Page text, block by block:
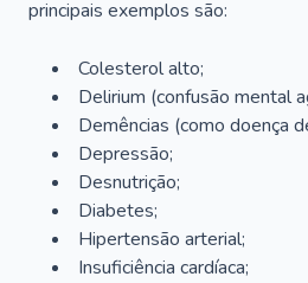
principais exemplos são:
Colesterol alto;
Delirium (confusão mental
Demências (como doença
Depressão;
Desnutrição;
Diabetes;
Hipertensão arterial;
Insuficiência cardíaca;